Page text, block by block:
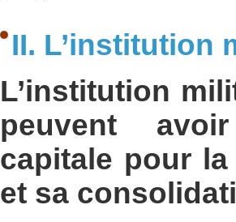
II. L’institution
L’institution
peuvent
capitale pour
et sa